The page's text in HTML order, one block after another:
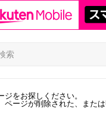
をお探しください。
ージが削除された、また